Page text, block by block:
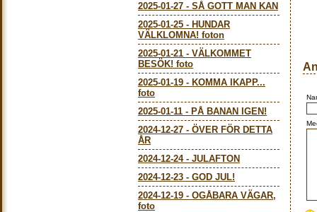
2025-01-27 - SÅ GOTT MAN KAN
2025-01-25 - HUNDAR
VÄLKLOMNA! foton
2025-01-21 - VÄLKOMMET
BESÖK! foto
2025-01-19 - KOMMA IKAPP...
foto
2025-01-11 - PÅ BANAN IGEN!
2024-12-27 - ÖVER FÖR DETTA
ÅR
2024-12-24- JULAFTON
2024-12-23 - GOD JUL!
2024-12-19 - OGÅBARA VÄGAR,
foto